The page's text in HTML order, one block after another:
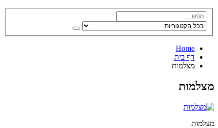
Home
דף בית
מצלמות
מצלמות
מצלמות